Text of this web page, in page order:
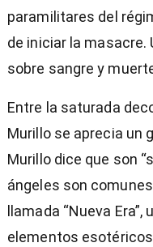
paramilitares del
de iniciar la masacre.
sobre sangre y
Entre la saturada
Murillo se aprecia un
Murillo dice que son
ángeles son
llamada “Nueva
elementos